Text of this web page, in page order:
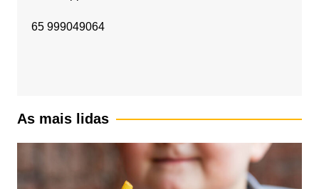
65 999049064
As mais lidas